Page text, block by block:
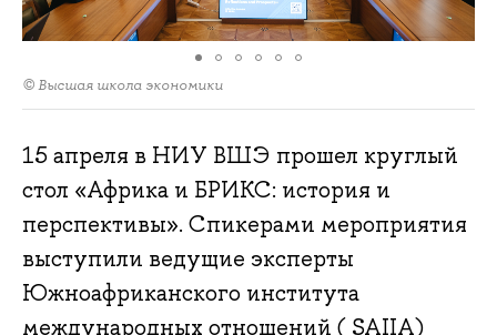
© Высшая школа экономики
15 апреля в НИУ ВШЭ прошел круглый
стол «Африка и БРИКС: история и
перспективы». Спикерами мероприятия
выступили ведущие эксперты
Южноафриканского института
международных отношений ( SAIIA)